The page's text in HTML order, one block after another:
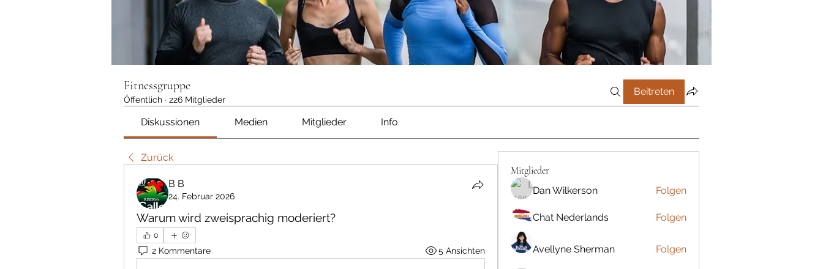
Fitnessgruppe
Öffentlich · 226 Mitglieder
Beitreten
Diskussionen Medien Mitglieder Info
Zurück
В В
24. Februar 2026
Warum wird zweisprachig moderiert?
0
2 Kommentare 5 Ansichten
Mitglieder
Dan Wilkerson Folgen
Chat Nederlands Folgen
Avellyne Sherman Folgen